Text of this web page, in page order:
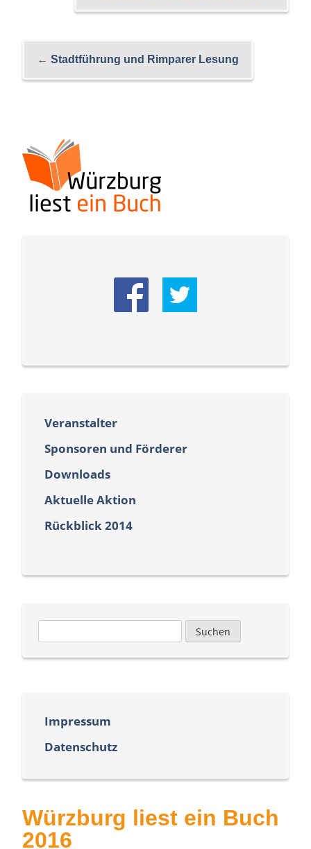
←Stadtführung und Rimparer Lesung
Veranstalter
Sponsoren und Förderer
Downloads
Aktuelle Aktion
Rückblick 2014
nach:
Impressum
Datenschutz
Würzburg liest ein Buch
2016